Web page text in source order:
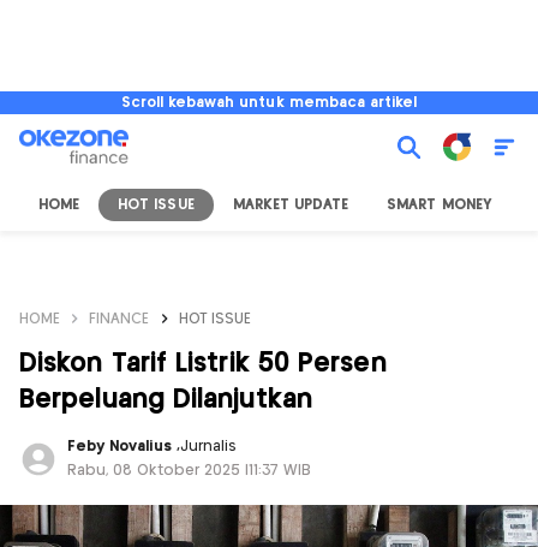
Scroll kebawah untuk membaca artikel
HOME HOT ISSUE MARKET UPDATE SMART MONEY
HOME FINANCE HOT ISSUE
Diskon Tarif Listrik 50 Persen
Berpeluang Dilanjutkan
Feby Novalius ,Jurnalis
Rabu, 08 Oktober 2025 |11:37 WIB